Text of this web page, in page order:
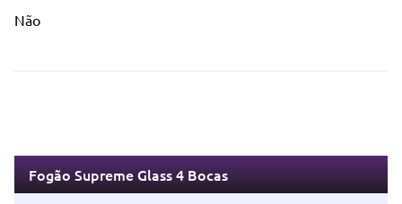
Não
Os tempos mudaram e o Supreme
Glass também
Fogão Supreme Glass 4 Bocas